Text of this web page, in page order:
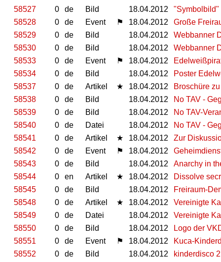
58527
0 de Bild 18.04.2012
"Symbolbild"
58528
0 de Event ⚑ 18.04.2012
Große
58529
0 de Bild 18.04.2012
Webbanner
58530
0 de Bild 18.04.2012
Webbanner
58533
0 de Event ⚑ 18.04.2012
58534
0 de Bild 18.04.2012
Poster
58537
0 de Artikel ★ 18.04.2012
Broschüre
58538
0 de Bild 18.04.2012
No TAV -
58539
0 de Bild 18.04.2012
No TAV-
58540
0 de Datei 18.04.2012
No TAV -
58541
0 de Artikel ★ 18.04.2012
Zur
58542
0 de Event ⚑ 18.04.2012
58543
0 de Bild 18.04.2012
Anarchy in
58544
0 en Artikel ★ 18.04.2012
Dissolve
58545
0 de Bild 18.04.2012
Freiraum-
58548
0 de Artikel ★ 18.04.2012
Vereinigte
58549
0 de Datei 18.04.2012
Vereinigte
58550
0 de Bild 18.04.2012
Logo der
58551
0 de Event ⚑ 18.04.2012
Kuca-
58552
0 de Bild 18.04.2012
kinderdisco